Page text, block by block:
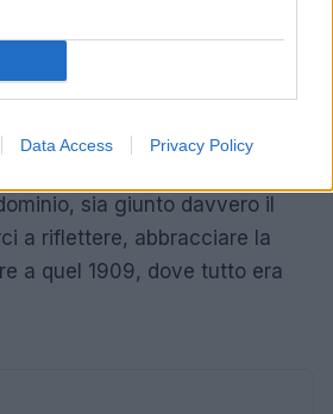
Data Access Privacy Policy
o di ossessione.
della rete in un ideale
sola salvezza e la sua,
sia giunto davvero il
a riflettere, abbracciare la
a quel 1909, dove tutto era